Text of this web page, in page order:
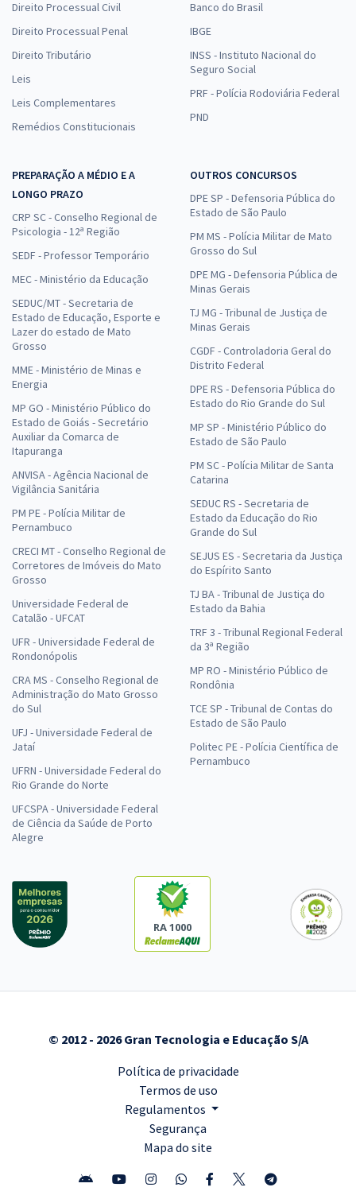
Direito Processual Civil
Direito Processual Penal
Direito Tributário
Leis
Leis Complementares
Remédios Constitucionais
Banco do Brasil
IBGE
INSS - Instituto Nacional do
Seguro Social
PRF - Polícia Rodoviária Federal
PND
PREPARAÇÃO A MÉDIO E A
LONGO PRAZO
CRP SC - Conselho Regional de
Psicologia - 12ª Região
SEDF - Professor Temporário
MEC - Ministério da Educação
SEDUC/MT - Secretaria de
Estado de Educação, Esporte e
Lazer do estado de Mato
Grosso
MME - Ministério de Minas e
Energia
MP GO - Ministério Público do
Estado de Goiás - Secretário
Auxiliar da Comarca de
Itapuranga
ANVISA - Agência Nacional de
Vigilância Sanitária
PM PE - Polícia Militar de
Pernambuco
CRECI MT - Conselho Regional de
Corretores de Imóveis do Mato
Grosso
Universidade Federal de
Catalão - UFCAT
UFR - Universidade Federal de
Rondonópolis
CRA MS - Conselho Regional de
Administração do Mato Grosso
do Sul
UFJ - Universidade Federal de
Jataí
UFRN - Universidade Federal do
Rio Grande do Norte
UFCSPA - Universidade Federal
de Ciência da Saúde de Porto
Alegre
OUTROS CONCURSOS
DPE SP - Defensoria Pública do
Estado de São Paulo
PM MS - Polícia Militar de Mato
Grosso do Sul
DPE MG - Defensoria Pública de
Minas Gerais
TJ MG - Tribunal de Justiça de
Minas Gerais
CGDF - Controladoria Geral do
Distrito Federal
DPE RS - Defensoria Pública do
Estado do Rio Grande do Sul
MP SP - Ministério Público do
Estado de São Paulo
PM SC - Polícia Militar de Santa
Catarina
SEDUC RS - Secretaria de
Estado da Educação do Rio
Grande do Sul
SEJUS ES - Secretaria da Justiça
do Espírito Santo
TJ BA - Tribunal de Justiça do
Estado da Bahia
TRF 3 - Tribunal Regional Federal
da 3ª Região
MP RO - Ministério Público de
Rondônia
TCE SP - Tribunal de Contas do
Estado de São Paulo
Politec PE - Polícia Científica de
Pernambuco
RA 1000
© 2012 - 2026 Gran Tecnologia e Educação S/A
Política de privacidade
Termos de uso
Regulamentos
Segurança
Mapa do site